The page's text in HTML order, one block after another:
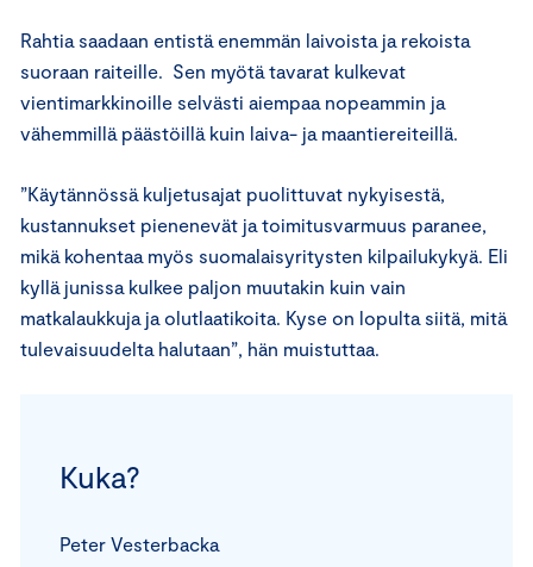
Rahtia saadaan entistä enemmän laivoista ja rekoista
suoraan raiteille. Sen myötä tavarat kulkevat
vientimarkkinoille selvästi aiempaa nopeammin ja
vähemmillä päästöillä kuin laiva- ja maantiereiteillä.
”Käytännössä kuljetusajat puolittuvat nykyisestä,
kustannukset pienenevät ja toimitusvarmuus paranee,
mikä kohentaa myös suomalaisyritysten kilpailukykyä. Eli
kyllä junissa kulkee paljon muutakin kuin vain
matkalaukkuja ja olutlaatikoita. Kyse on lopulta siitä, mitä
tulevaisuudelta halutaan”, hän muistuttaa.
Kuka?
Peter Vesterbacka